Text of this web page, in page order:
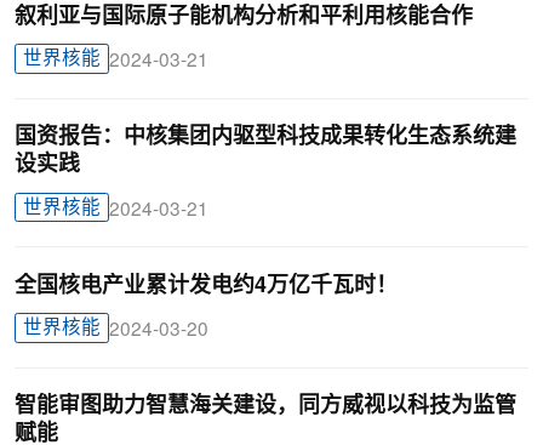
叙利亚与国际原子能机构分析和平利用核能合作
世界核能 2024-03-21
国资报告：中核集团内驱型科技成果转化生态系统建
设实践
世界核能 2024-03-21
全国核电产业累计发电约4万亿千瓦时！
世界核能 2024-03-20
智能审图助力智慧海关建设，同方威视以科技为监管
赋能